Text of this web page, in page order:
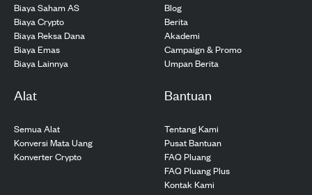
Biaya Saham AS
Biaya Crypto
Biaya Reksa Dana
Biaya Emas
Biaya Lainnya
Blog
Berita
Akademi
Campaign & Promo
Umpan Berita
Alat
Semua Alat
Konversi Mata Uang
Konverter Crypto
Bantuan
Tentang Kami
Pusat Bantuan
FAQ Pluang
FAQ Pluang Plus
Kontak Kami